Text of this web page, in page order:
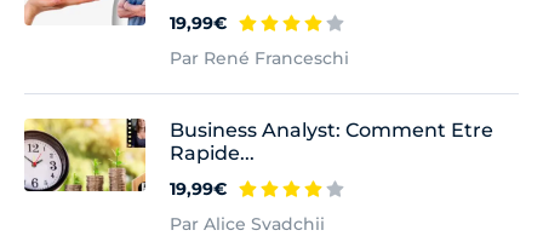
19,99€
Par René Franceschi
Business Analyst: Comment Etre
Rapide...
19,99€
Par Alice Svadchii